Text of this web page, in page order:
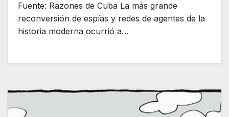
Fuente: Razones de Cuba La más grande
reconversión de espías y redes de agentes de la
historia moderna ocurrió a…